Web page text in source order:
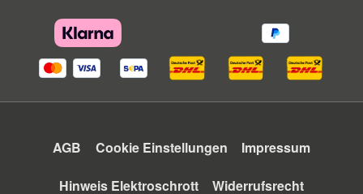
AGB Cookie Einstellungen Impressum
Hinweis Elektroschrott Widerrufsrecht